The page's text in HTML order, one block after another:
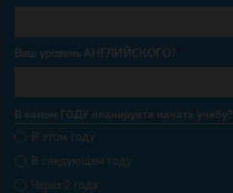
Ваш уровень АНГЛИЙСКОГО?*
В каком ГОДУ планируете начать учебу?
В этом году
В следующем году
Через 2 года